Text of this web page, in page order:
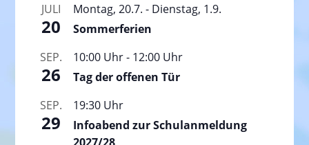
JULI
20
Montag, 20.7. - Dienstag, 1.9.
Sommerferien
SEP.
26
10:00 Uhr- 12:00 Uhr
Tag der offenen Tür
SEP.
29
19:30 Uhr
Infoabend zur Schulanmeldung